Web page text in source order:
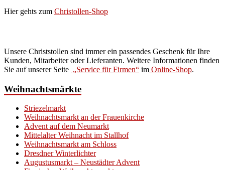
Hier gehts zum Christollen-Shop
Unsere Christstollen sind immer ein passendes Geschenk für Ihre
Kunden, Mitarbeiter oder Lieferanten. Weitere Informationen finden
Sie auf unserer Seite „Service für Firmen“ im Online-Shop.
Weihnachtsmärkte
Striezelmarkt
Weihnachtsmarkt an der Frauenkirche
Advent auf dem Neumarkt
Mittelalter Weihnacht im Stallhof
Weihnachtsmarkt am Schloss
Dresdner Winterlichter
Augustusmarkt – Neustädter Advent